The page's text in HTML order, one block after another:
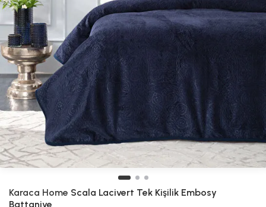
Karaca Home Scala Lacivert Tek Kişilik Embosy
Battaniye